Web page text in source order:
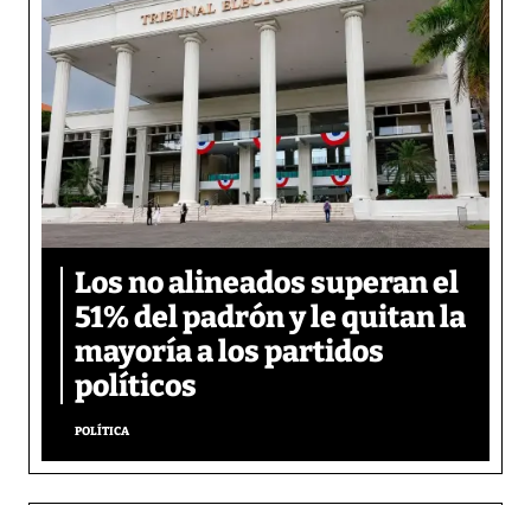
Los no alineados superan el
51% del padrón y le quitan la
mayoría a los partidos
políticos
POLÍTICA